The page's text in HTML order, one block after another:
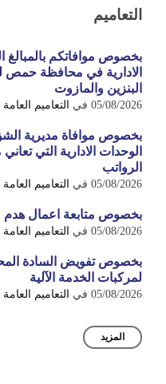
التعاميم
بخصوص موافاتكم بالمبالغ
الادارية في محافظة حمص
البنزين والمازوت
05/08/2026 في التعاميم العامة
بخصوص موافاة مديرية
الوحدات الادارية التي
الرواتب
05/08/2026 في التعاميم العامة
بخصوص متابعة اعمال هدم
05/08/2026 في التعاميم العامة
بخصوص تفويض السادة
لمركبات الخدمة الآلية
05/08/2026 في التعاميم العامة
المزيد